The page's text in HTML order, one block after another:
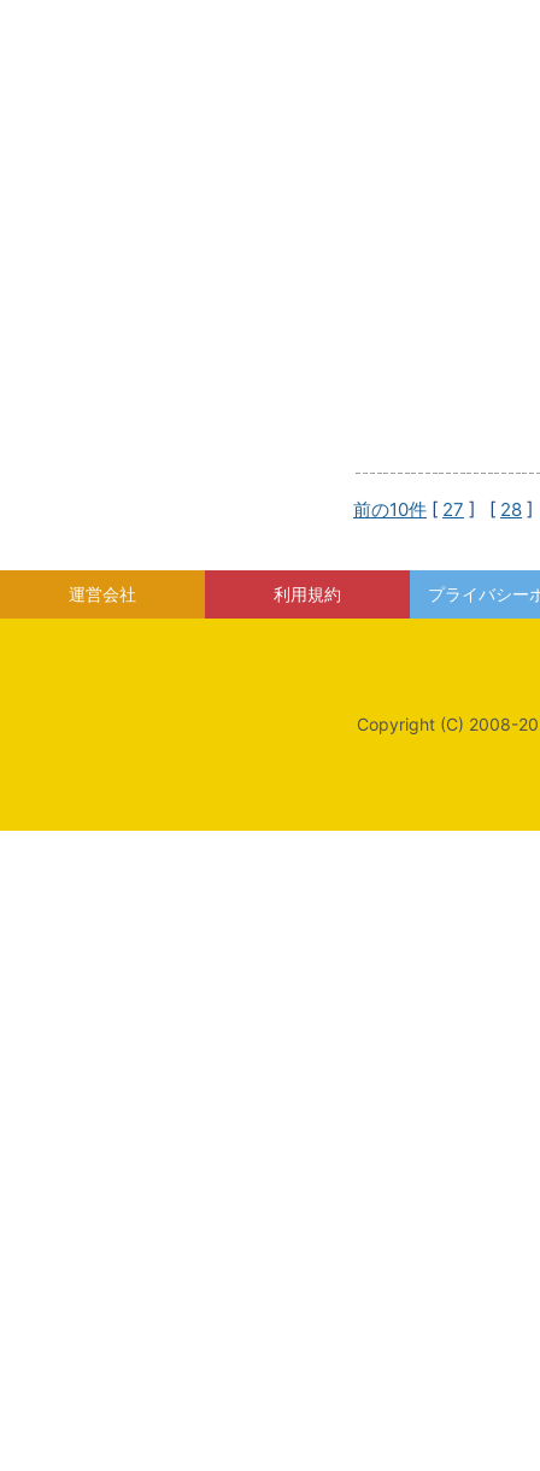
前の10件 [ 27 ] [ 28
運営会社 利用規約 プライバシー
Copyright (C) 2008-